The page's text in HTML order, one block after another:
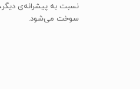
سوخت می‌شود.